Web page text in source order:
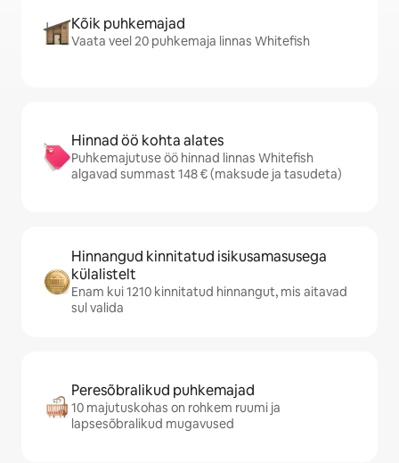
Kõik puhkemajad
Vaata veel 20 puhkemaja linnas Whitefish
Hinnad öö kohta alates
Puhkemajutuse öö hinnad linnas Whitefish
algavad summast 148 € (maksude ja tasudeta)
Hinnangud kinnitatud isikusamasusega
külalistelt
Enam kui 1210 kinnitatud hinnangut, mis aitavad
sul valida
Peresõbralikud puhkemajad
10 majutuskohas on rohkem ruumi ja
lapsesõbralikud mugavused